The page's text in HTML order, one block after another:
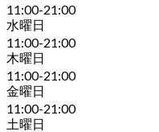
11:00-21:00
水曜日
11:00-21:00
木曜日
11:00-21:00
金曜日
11:00-21:00
土曜日